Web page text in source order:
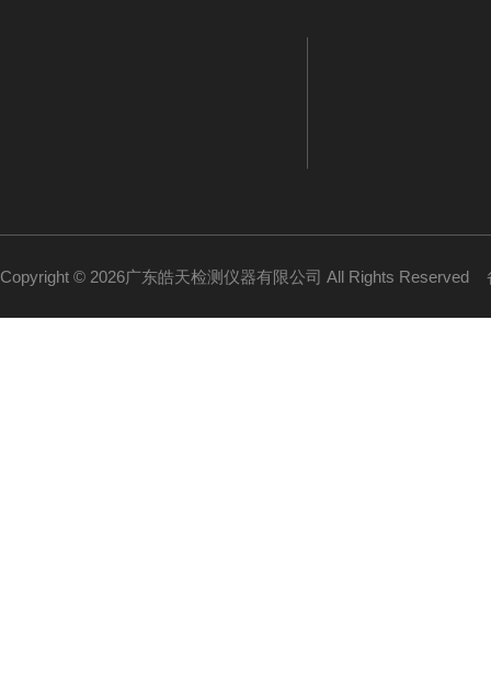
Copyright © 2026广东皓天检测仪器有限公司 All Rights Reserved